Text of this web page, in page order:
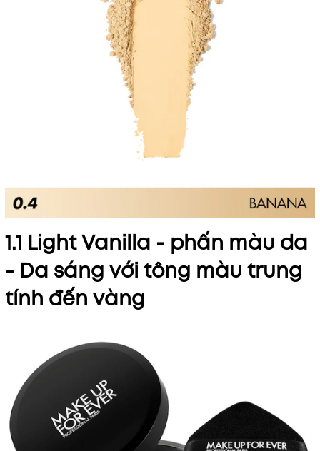
1.1 Light Vanilla - phấn màu da
- Da sáng với tông màu trung
tính đến vàng